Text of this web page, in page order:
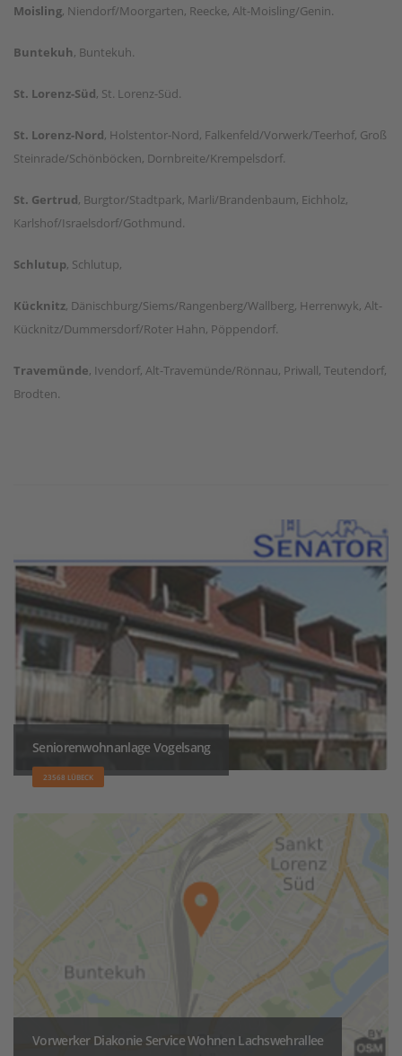
Moisling, Niendorf/Moorgarten, Reecke, Alt-Moisling/Genin.
Buntekuh, Buntekuh.
St. Lorenz-Süd, St. Lorenz-Süd.
St. Lorenz-Nord, Holstentor-Nord, Falkenfeld/Vorwerk/Teerhof, Groß
Steinrade/Schönböcken, Dornbreite/Krempelsdorf.
St. Gertrud, Burgtor/Stadtpark, Marli/Brandenbaum, Eichholz,
Karlshof/Israelsdorf/Gothmund.
Schlutup, Schlutup,
Kücknitz, Dänischburg/Siems/Rangenberg/Wallberg, Herrenwyk, Alt-
Kücknitz/Dummersdorf/Roter Hahn, Pöppendorf.
Travemünde, Ivendorf, Alt-Travemünde/Rönnau, Priwall, Teutendorf,
Brodten.
Seniorenwohnanlage Vogelsang
23568 LÜBECK
Vorwerker Diakonie Service Wohnen Lachswehrallee